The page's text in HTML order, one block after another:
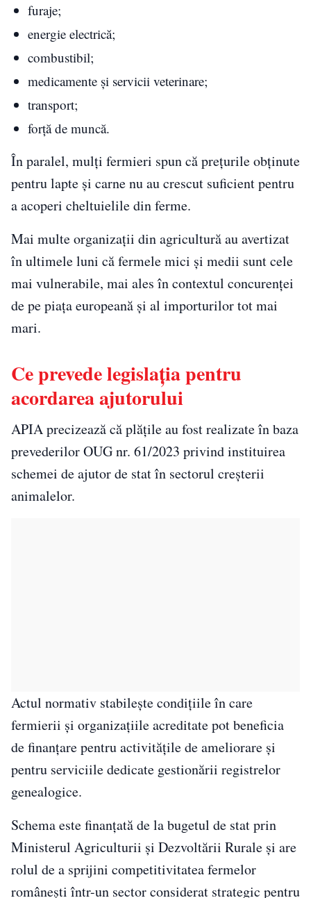
furaje;
energie electrică;
combustibil;
medicamente și servicii veterinare;
transport;
forță de muncă.
În paralel, mulți fermieri spun că prețurile obținute
pentru lapte și carne nu au crescut suficient pentru
a acoperi cheltuielile din ferme.
Mai multe organizații din agricultură au avertizat
în ultimele luni că fermele mici și medii sunt cele
mai vulnerabile, mai ales în contextul concurenței
de pe piața europeană și al importurilor tot mai
mari.
Ce prevede legislația pentru
acordarea ajutorului
APIA precizează că plățile au fost realizate în baza
prevederilor OUG nr. 61/2023 privind instituirea
schemei de ajutor de stat în sectorul creșterii
animalelor.
Actul normativ stabilește condițiile în care
fermierii și organizațiile acreditate pot beneficia
de finanțare pentru activitățile de ameliorare și
pentru serviciile dedicate gestionării registrelor
genealogice.
Schema este finanțată de la bugetul de stat prin
Ministerul Agriculturii și Dezvoltării Rurale și are
rolul de a sprijini competitivitatea fermelor
românești într-un sector considerat strategic pentru